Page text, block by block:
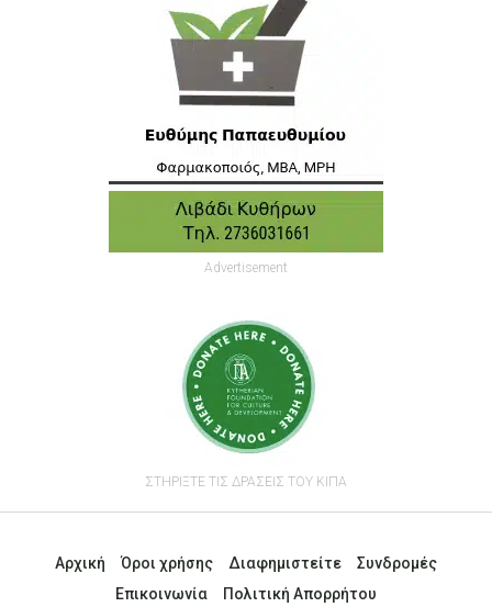
Advertisement
ΣΤΗΡΙΞΤΕ ΤΙΣ ΔΡΑΣΕΙΣ ΤΟΥ ΚΙΠΑ
Αρχική Όροι χρήσης Διαφημιστείτε
Συνδρομές
Επικοινωνία
Πολιτική Απορρήτου